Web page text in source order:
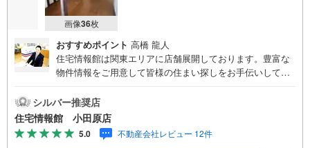
画像36枚
おすすめポイント 高橋 龍人
住宅情報館は関東エリアに店舗展開しております。豊富な
物件情報をご用意して皆様の住まい探しをお手伝いしてお
さい。住宅ローン相談会も同時開催中無理のない住宅ロー
ンの試算やご購入の際にかかる諸費用の概算も行っており
ます。しっかりとした資金計画のアドバイスをさせて頂き
ますので、お気軽にご相談ください。
シルバー推奨店
住宅情報館 小田原店
5.0 不動産会社レビュー 12件